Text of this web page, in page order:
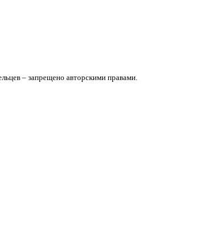
– запрещено авторскими правами.